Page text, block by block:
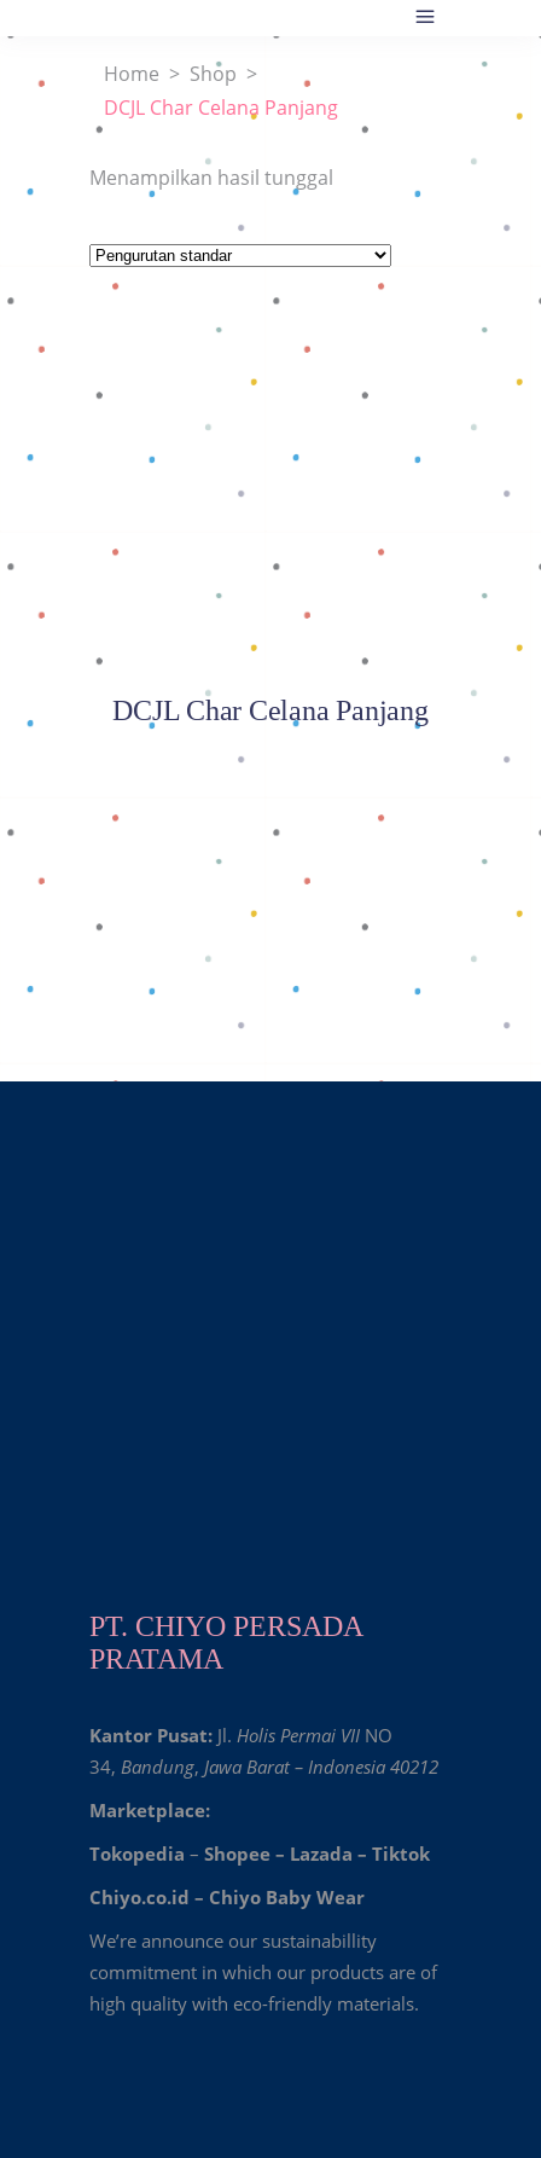
Home > Shop >
DCJL Char Celana Panjang
Menampilkan hasil tunggal
Baca selengkapnya
DCJL Char Celana Panjang
PT. CHIYO PERSADA
PRATAMA
Kantor Pusat: Jl. Holis Permai VII NO
34, Bandung, Jawa Barat – Indonesia 40212
Marketplace:
Tokopedia – Shopee – Lazada – Tiktok
Chiyo.co.id – Chiyo Baby Wear
We’re announce our sustainabillity
commitment in which our products are of
high quality with eco-friendly materials.